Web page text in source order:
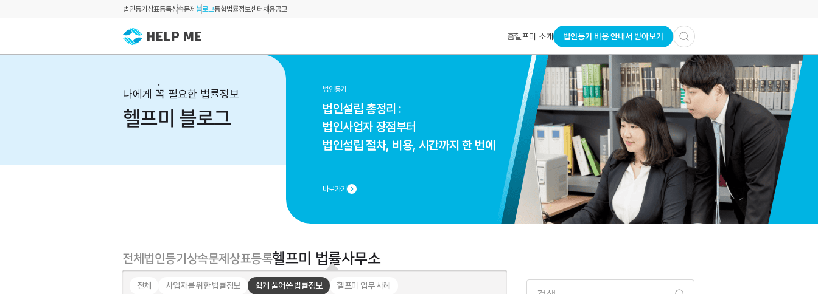
법인등기 상표등록상속문제 블로그통합법률정보센터 채용공고
홈헬프미 소개 법인등기 비용 안내서 받아보기
나에게 꼭 필요한 법률정보
헬프미 블로그
법인등기
법인설립 총정리 :
법인사업자 장점부터
법인설립 절차, 비용, 시간까지 한 번에
바로가기
전체 법인등기 상속문제상표등록헬프미 법률사무소
전체 사업자를 위한 법률정보 쉽게 풀어쓴 법률정보 헬프미 업무 사례